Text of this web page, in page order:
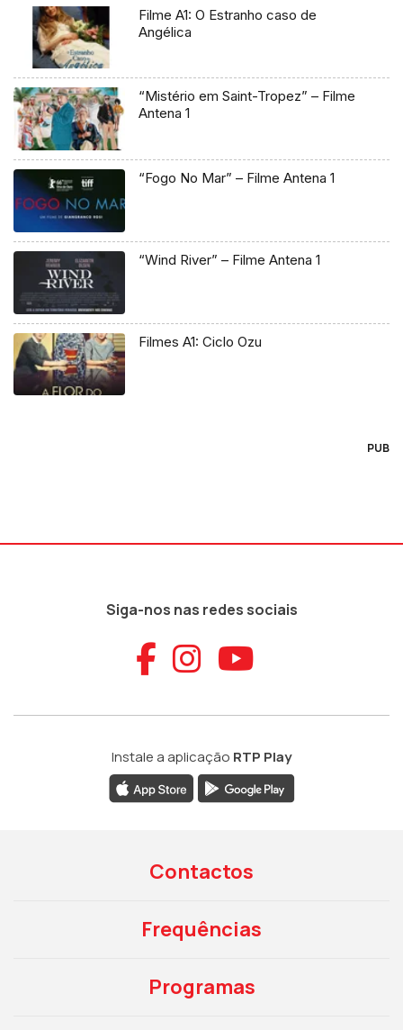
Filme A1: O Estranho caso de
Angélica
“Mistério em Saint-Tropez” – Filme
Antena 1
“Fogo No Mar” – Filme Antena 1
“Wind River” – Filme Antena 1
Filmes A1: Ciclo Ozu
PUB
Siga-nos nas redes sociais
Aceder ao
Aceder ao
Aceder
Instale a aplicação RTP Play
Contactos
Frequências
Programas